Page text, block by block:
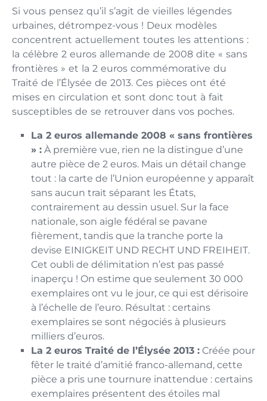
Si vous pensez qu’il s’agit de vieilles légendes
urbaines, détrompez-vous ! Deux modèles
concentrent actuellement toutes les attentions :
la célèbre 2 euros allemande de 2008 dite « sans
frontières » et la 2 euros commémorative du
Traité de l’Élysée de 2013. Ces pièces ont été
mises en circulation et sont donc tout à fait
susceptibles de se retrouver dans vos poches.
La 2 euros allemande 2008 « sans frontières
» : À première vue, rien ne la distingue d’une
autre pièce de 2 euros. Mais un détail change
tout : la carte de l’Union européenne y apparaît
sans aucun trait séparant les États,
contrairement au dessin usuel. Sur la face
nationale, son aigle fédéral se pavane
fièrement, tandis que la tranche porte la
devise EINIGKEIT UND RECHT UND FREIHEIT.
Cet oubli de délimitation n’est pas passé
inaperçu ! On estime que seulement 30 000
exemplaires ont vu le jour, ce qui est dérisoire
à l’échelle de l’euro. Résultat : certains
exemplaires se sont négociés à plusieurs
milliers d’euros.
La 2 euros Traité de l’Élysée 2013 : Créée pour
fêter le traité d’amitié franco-allemand, cette
pièce a pris une tournure inattendue : certains
exemplaires présentent des étoiles mal